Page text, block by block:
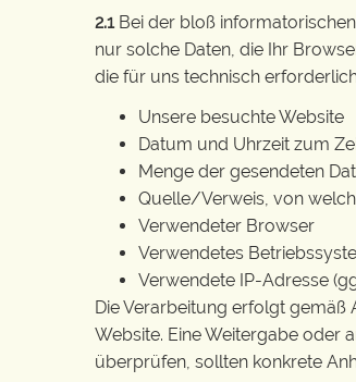
2.1 Bei der bloß
nur solche Daten, die Ihr
die für uns technisch
Unsere besuchte Website
Datum und Uhrzeit zum
Menge der gesendeten
Quelle/Verweis, von
Verwendeter Browser
Verwendetes
Verwendete IP-Adresse
Die Verarbeitung erfolgt gemäß
Website. Eine Weitergabe oder
überprüfen, sollten konkrete